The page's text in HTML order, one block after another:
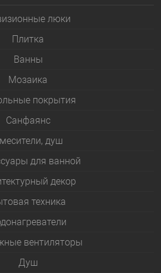
люки
Плитка
Bанны
Мозаика
покрытия
Санфаянс
душ
для ванной
декор
техника
вентиляторы
Душ